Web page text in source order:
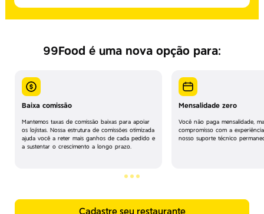
99Food é uma nova opção para:
Baixa comissão
Mantemos taxas de comissão baixas para apoiar
os lojistas. Nossa estrutura de comissões otimizada
ajuda você a reter mais ganhos de cada pedido e
a sustentar o crescimento a longo prazo.
Mensalidade zero
Você não paga mensalidade,
compromisso com a
nosso suporte técnico
Cadastre seu restaurante